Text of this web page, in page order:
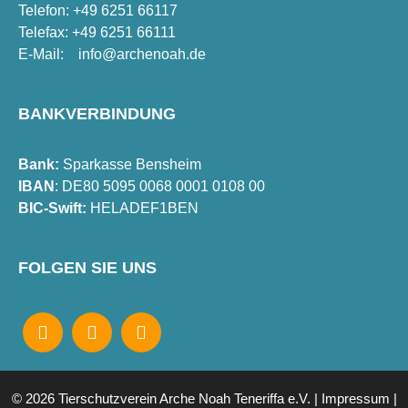
Telefon: +49 6251 66117
Telefax: +49 6251 66111
E-Mail: info@archenoah.de
BANKVERBINDUNG
Bank: Sparkasse Bensheim
IBAN : DE80 5095 0068 0001 0108 00
BIC-Swift: HELADEF1BEN
FOLGEN SIE UNS
© 2026 Tierschutzverein Arche Noah Teneriffa e.V. | Impressum |